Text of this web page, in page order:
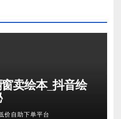
卖绘本_抖音绘
价自助下单平台